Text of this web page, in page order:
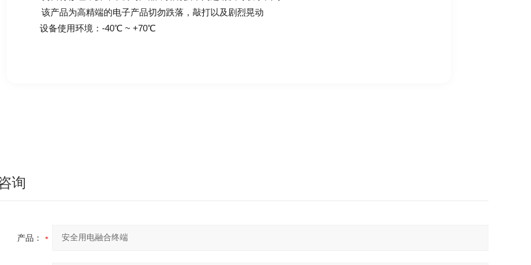
该产品为高精端的电子产品切勿跌落，敲打以及剧烈晃动
设备使用环境：-40℃ ~ +70℃
询
产品：